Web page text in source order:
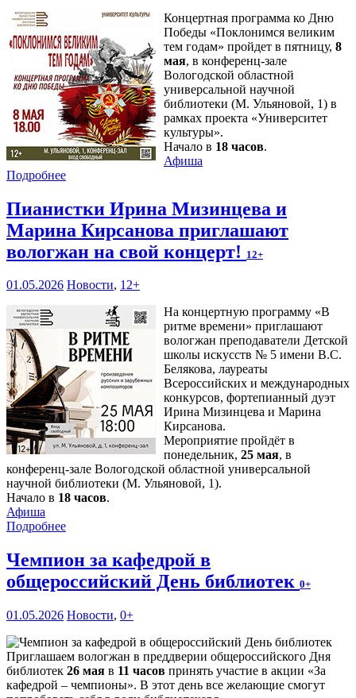
Концертная программа ко Дню
Победы «Поклонимся великим
тем годам» пройдет в пятницу, 8
мая, в конференц-зале
Вологодской областной
универсальной научной
библиотеки (М. Ульяновой, 1) в
рамках проекта «Университет
культуры».
Начало в 18 часов.
Афиша
Подробнее
Пианистки Ирина Мизинцева и
Марина Кирсанова приглашают
вологжан на свой концерт! 12+
01.05.2026 Новости, 12+
На концертную программу «В
ритме времени» приглашают
вологжан преподаватели Детской
школы искусств № 5 имени В.С.
Белякова, лауреаты
Всероссийских и международных
конкурсов, фортепианный дуэт
Ирина Мизинцева и Марина
Кирсанова.
Мероприятие пройдёт в
понедельник, 25 мая, в
конференц-зале Вологодской областной универсальной
научной библиотеки (М. Ульяновой, 1).
Начало в 18 часов.
Афиша
Подробнее
Чемпион за кафедрой в
общероссийский День библиотек 0+
01.05.2026 Новости, 0+
Приглашаем вологжан в преддверии общероссийского Дня
библиотек 26 мая в 11 часов принять участие в акции «За
кафедрой – чемпионы». В этот день все желающие смогут